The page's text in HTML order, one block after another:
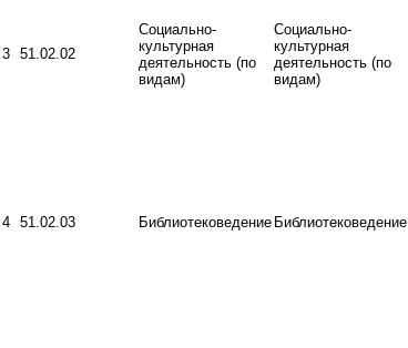
3 51.02.02
Социально-
культурная
деятельность (по
видам)
Социально-
культурная
деятельность (по
видам)
4 51.02.03 Библиотековедение Библиотековедение